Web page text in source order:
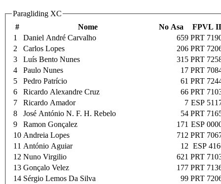
Paragliding XC
#
Nome No Asa
FPVL
1
Daniel André Carvalho 659 PRT
2
Carlos Lopes 206 PRT
3
Luís Bento Nunes 315 PRT
4
Paulo Nunes 17 PRT
5
Pedro Patrício 61 PRT
6
Ricardo Alexandre Cruz 66 PRT
7
Ricardo Amador 7 ESP
8
José António N. F. H. Rebelo 54 PRT
9
Ramon Gonçalez 171 ESP
10 Andreia Lopes 712 PRT
11 António Aguiar 12 ESP
12 Nuno Virgilio 621 PRT
13 Gonçalo Velez 177 PRT
14 Sérgio Lemos Da Silva 99 PRT